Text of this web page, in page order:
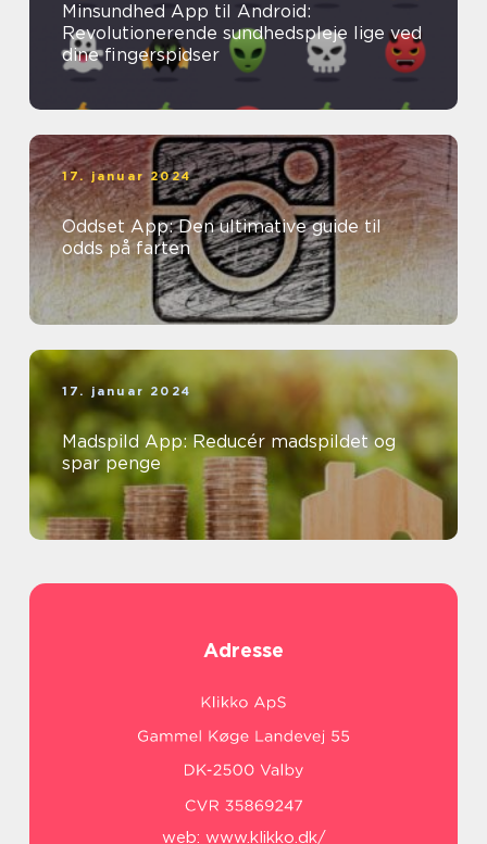
Minsundhed App til Android:
Revolutionerende sundhedspleje lige ved
dine fingerspidser
17. januar 2024
Oddset App: Den ultimative guide til
odds på farten
17. januar 2024
Madspild App: Reducér madspildet og
spar penge
Adresse
web: www.klikko.dk/